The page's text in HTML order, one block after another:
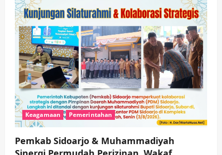
Keagamaan Pemerintahan
Pemkab Sidoarjo & Muhammadiyah